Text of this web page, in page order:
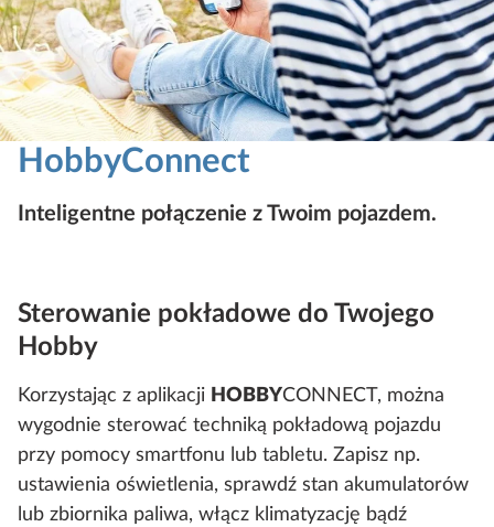
HobbyConnect
Inteligentne połączenie z Twoim pojazdem.
Sterowanie pokładowe do Twojego
Hobby
Korzystając z aplikacji HOBBYCONNECT, można
wygodnie sterować techniką pokładową pojazdu
przy pomocy smartfonu lub tabletu. Zapisz np.
ustawienia oświetlenia, sprawdź stan akumulatorów
lub zbiornika paliwa, włącz klimatyzację bądź